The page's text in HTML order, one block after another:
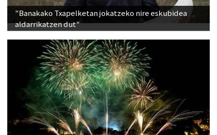
"Banakako Txapelketan jokatzeko nire eskubidea
aldarrikatzen dut"